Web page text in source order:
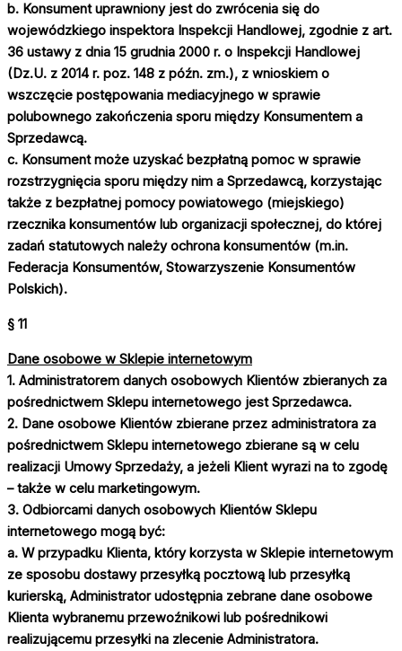
b. Konsument uprawniony jest do zwrócenia się do
wojewódzkiego inspektora Inspekcji Handlowej, zgodnie z art.
36 ustawy z dnia 15 grudnia 2000 r. o Inspekcji Handlowej
(Dz.U. z 2014 r. poz. 148 z późn. zm.), z wnioskiem o
wszczęcie postępowania mediacyjnego w sprawie
polubownego zakończenia sporu między Konsumentem a
Sprzedawcą.
c. Konsument może uzyskać bezpłatną pomoc w sprawie
rozstrzygnięcia sporu między nim a Sprzedawcą, korzystając
także z bezpłatnej pomocy powiatowego (miejskiego)
rzecznika konsumentów lub organizacji społecznej, do której
zadań statutowych należy ochrona konsumentów (m.in.
Federacja Konsumentów, Stowarzyszenie Konsumentów
Polskich).
§ 11
Dane osobowe w Sklepie internetowym
1. Administratorem danych osobowych Klientów zbieranych za
pośrednictwem Sklepu internetowego jest Sprzedawca.
2. Dane osobowe Klientów zbierane przez administratora za
pośrednictwem Sklepu internetowego zbierane są w celu
realizacji Umowy Sprzedaży, a jeżeli Klient wyrazi na to zgodę
– także w celu marketingowym.
3. Odbiorcami danych osobowych Klientów Sklepu
internetowego mogą być:
a. W przypadku Klienta, który korzysta w Sklepie internetowym
ze sposobu dostawy przesyłką pocztową lub przesyłką
kurierską, Administrator udostępnia zebrane dane osobowe
Klienta wybranemu przewoźnikowi lub pośrednikowi
realizującemu przesyłki na zlecenie Administratora.